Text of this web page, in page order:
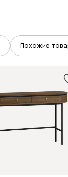
Похожие